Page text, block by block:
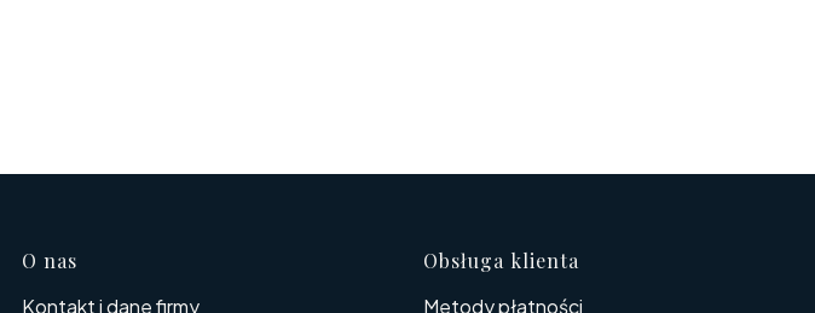
Linki w stopce
O nas
Kontakt i dane firmy
Obsługa klienta
Metody płatności